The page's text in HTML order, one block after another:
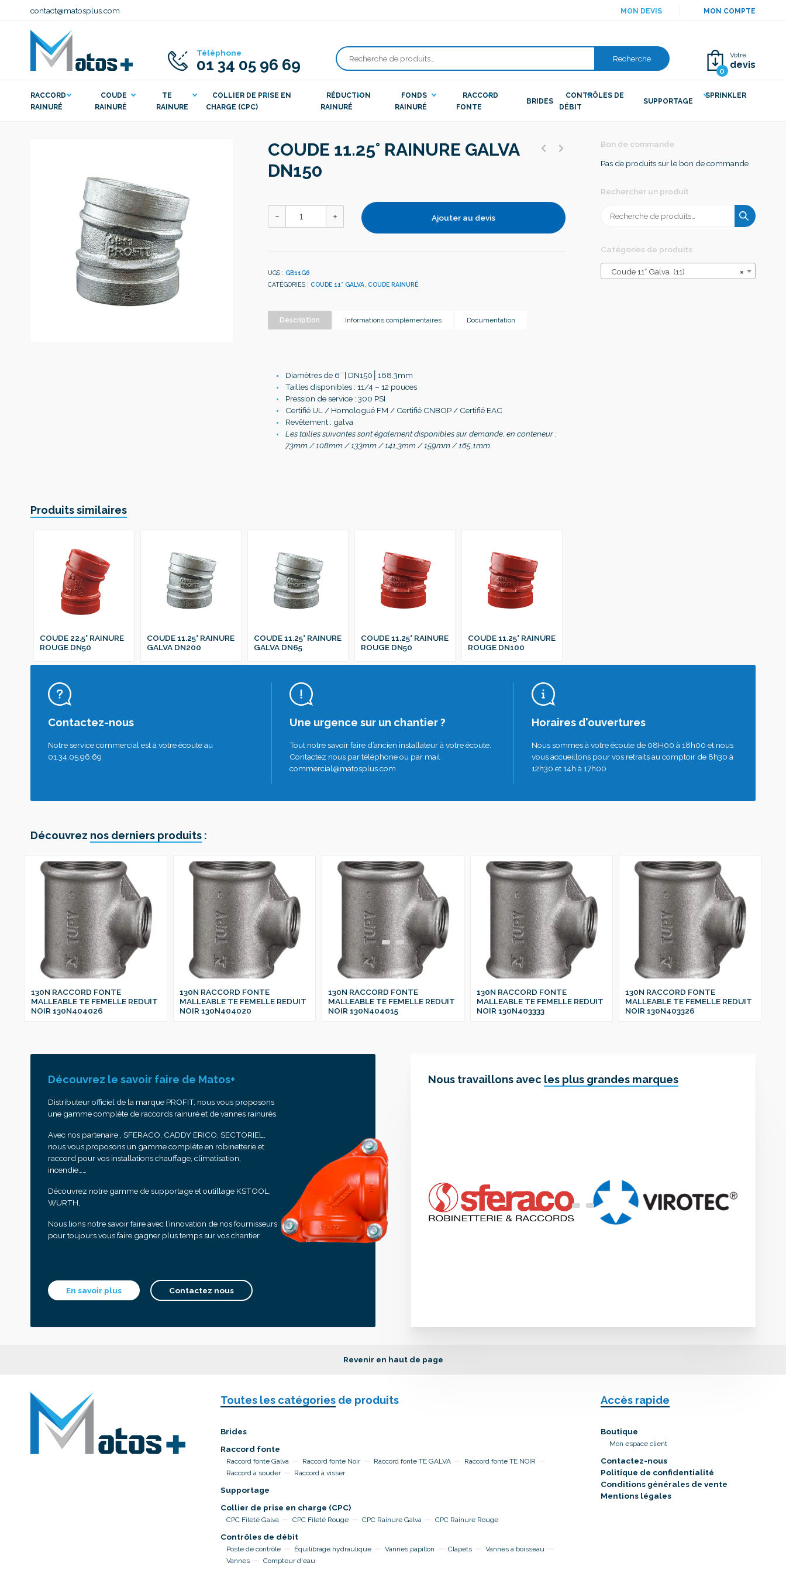
contact@matosplus.com MON DEVIS MON COMPTE
Téléphone
01 34 05 96 69
Recherche
Recherche
0
Votre
devis
RACCORD
RAINURÉ
COUDE
RAINURÉ
TE
RAINURE
COLLIER DE PRISE EN
CHARGE (CPC)
RÉDUCTION
RAINURÉ
FONDS
RAINURÉ
RACCORD
FONTE
BRIDES
CONTRÔLES DE
DÉBIT
SUPPORTAGE
SPRINKLER
COUDE 11.25° RAINURE GALVA
DN150
Ajouter au devis
UGS :GB11G6
CATÉGORIES :COUDE 11° GALVA ,COUDE RAINURÉ
Description Informations complémentaires Documentation
Diamètres de 6¨ | DN150│168.3mm
Tailles disponibles : 11/4 – 12 pouces
Pression de service : 300 PSI
Certifié UL / Homologué FM / Certifié CNBOP / Certifié EAC
Revêtement : galva
Les tailles suivantes sont également disponibles sur demande, en conteneur :
73mm / 108mm / 133mm / 141,3mm / 159mm / 165,1mm.
Produits similaires
COUDE 22.5° RAINURE
ROUGE DN50
COUDE 11.25° RAINURE
GALVA DN200
COUDE 11.25° RAINURE
GALVA DN65
COUDE 11.25° RAINURE
ROUGE DN50
COUDE 11.25° RAINURE
ROUGE DN100
Bon de commande
Pas de produits sur le bon de commande
Rechercher un produit
pour :
Catégories de produits
×
Coude 11° Galva (11)
Contactez-nous
Notre service commercial est à votre écoute au
01.34.05.96.69
Une urgence sur un chantier ?
Tout notre savoir faire d’ancien installateur à votre écoute.
Contactez nous par téléphone ou par mail
commercial@matosplus.com
Horaires d'ouvertures
Nous sommes à votre écoute de 08H00 à 18h00 et nous
vous accueillons pour vos retraits au comptoir de 8h30 à
12h30 et 14h à 17h00
Découvrez nos derniers produits :
130N RACCORD FONTE
MALLEABLE TE FEMELLE REDUIT
NOIR 130N404026
130N RACCORD FONTE
MALLEABLE TE FEMELLE REDUIT
NOIR 130N404020
130N RACCORD FONTE
MALLEABLE TE FEMELLE REDUIT
NOIR 130N404015
130N RACCORD FONTE
MALLEABLE TE FEMELLE REDUIT
NOIR 130N403333
130N RACCORD FONTE
MALLEABLE TE FEMELLE REDUIT
NOIR 130N403326
Découvrez le savoir faire de Matos+
Distributeur officiel de la marque PROFIT, nous vous proposons
une gamme complète de raccords rainuré et de vannes rainurés.
Avec nos partenaire , SFERACO, CADDY ERICO, SECTORIEL,
nous vous proposons un gamme complète en robinetterie et
raccord pour vos installations chauffage, climatisation,
incendie……
Découvrez notre gamme de supportage et outillage KSTOOL,
WURTH,
Nous lions notre savoir faire avec l’innovation de nos fournisseurs
pour toujours vous faire gagner plus temps sur vos chantier.
En savoir plus Contactez nous
Nous travaillons avec les plus grandes marques
Revenir en haut de page
Toutes les catégories de produits
Brides
Raccord fonte
Raccord fonte Galva Raccord fonte Noir Raccord fonte TE GALVA
Raccord fonte TE NOIR
Raccord à souder
Raccord à visser
Supportage
Collier de prise en charge (CPC)
CPC Fileté Galva CPC Fileté Rouge CPC Rainure Galva CPC Rainure Rouge
Contrôles de débit
Poste de contrôle Équilibrage hydraulique Vannes papillon Clapets
Vannes à boisseau
Vannes
Compteur d'eau
Accès rapide
Boutique
Mon espace client
Contactez-nous
Politique de confidentialité
Conditions générales de vente
Mentions légales